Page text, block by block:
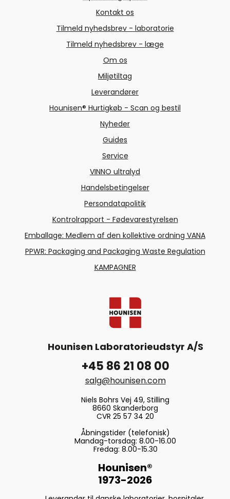
Kontakt os
Tilmeld nyhedsbrev - laboratorie
Tilmeld nyhedsbrev - læge
Om os
Miljøtiltag
Leverandører
Hounisen® Hurtigkøb - Scan og bestil
Nyheder
Guides
Service
VINNO ultralyd
Handelsbetingelser
Persondatapolitik
Kontrolrapport - Fødevarestyrelsen
Emballage: Medlem af den kollektive ordning VANA
PPWR: Packaging and Packaging Waste Regulation
KAMPAGNER
Hounisen Laboratorieudstyr A/S
+45 86 21 08 00
salg@hounisen.com
Niels Bohrs Vej 49, Stilling
8660 Skanderborg
CVR 25 57 34 20
Åbningstider (telefonisk)
Mandag-torsdag: 8.00-16.00
Fredag: 8.00-15.30
Hounisen®
1973-2026